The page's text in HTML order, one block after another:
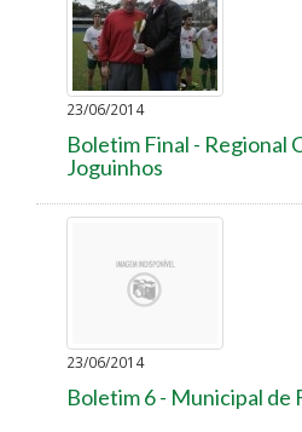
23/06/2014
Boletim Final - Regional
Joguinhos
23/06/2014
Boletim 6 - Municipal de